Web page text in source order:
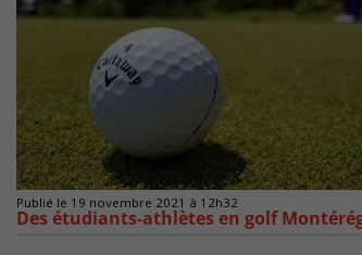
Publié le 19 novembre 2021 à 12h32
Des étudiants-athlètes en golf